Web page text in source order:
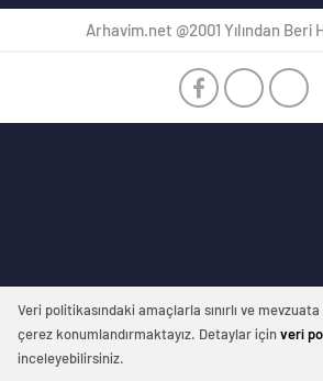
Arhavim.net @2001 Yılından Beri
Veri politikasındaki amaçlarla sınırlı ve
çerez konumlandırmaktayız. Detaylar içinveri
inceleyebilirsiniz.